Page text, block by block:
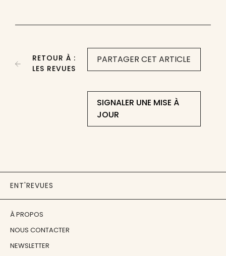
PARTAGER CET ARTICLE
SIGNALER UNE MISE À
JOUR
RETOUR À :
LES REVUES
ENT'REVUES
À PROPOS
NOUS CONTACTER
NEWSLETTER